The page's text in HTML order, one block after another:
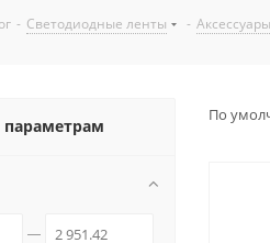
- Светодиодные ленты -
По